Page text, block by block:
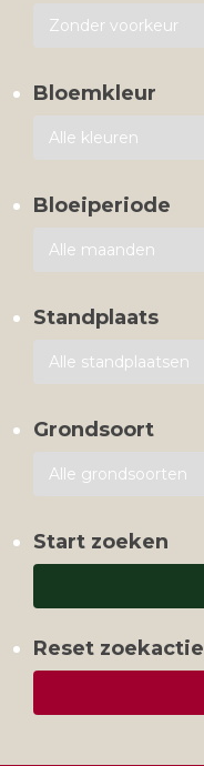
Bloemkleur
Bloeiperiode
Standplaats
Grondsoort
Start zoeken
Reset zoekactie